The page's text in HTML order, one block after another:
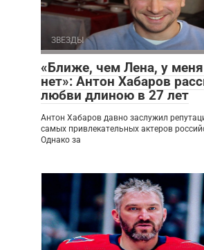
ЗВЕЗДЫ
«Ближе, чем Лена, у
нет»: Антон Хабаров
любви длиною в 27 лет
Антон Хабаров давно заслужил
самых привлекательных актеров
Однако за